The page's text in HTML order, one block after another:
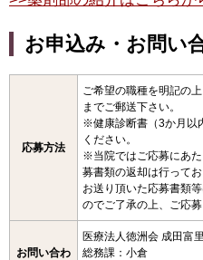
お申込み・お問い
応募方法
ご希望の職種を明記の
までご郵送下さい。
※健康診断書（3か月以
ください。
※当院ではご応募にあ
募書類の返却は行ってお
お送り頂いた応募書類
のでご了承の上、ご応
お問い合わ
医療法人徳洲会 成田富
総務課：小倉